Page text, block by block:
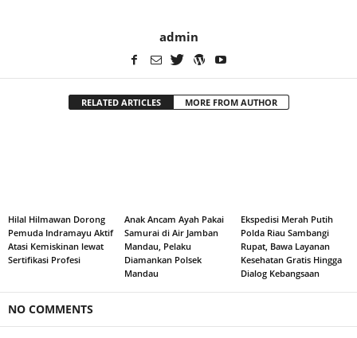
admin
RELATED ARTICLES MORE FROM AUTHOR
Hilal Hilmawan Dorong
Pemuda Indramayu Aktif
Atasi Kemiskinan lewat
Sertifikasi Profesi
Anak Ancam Ayah Pakai
Samurai di Air Jamban
Mandau, Pelaku
Diamankan Polsek
Mandau
Ekspedisi Merah Putih
Polda Riau Sambangi
Rupat, Bawa Layanan
Kesehatan Gratis Hingga
Dialog Kebangsaan
NO COMMENTS